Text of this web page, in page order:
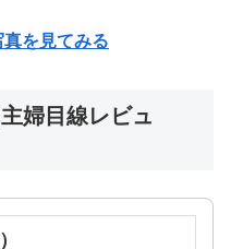
を見てみる
婦目線レビュ